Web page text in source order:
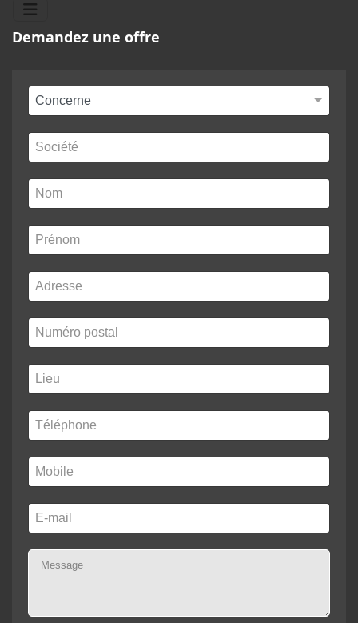
Demandez une offre